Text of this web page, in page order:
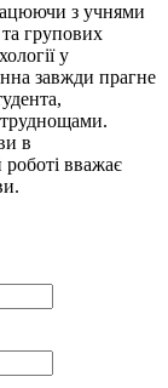
з учнями
та групових
у
завжди прагне
в
вважає